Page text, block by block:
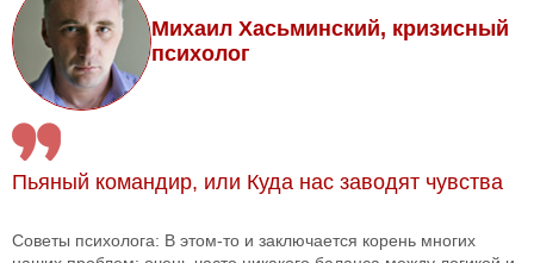
Михаил Хасьминский, кризисный
психолог
Пьяный командир, или Куда нас заводят чувства
Советы психолога: В этом-то и заключается корень многих